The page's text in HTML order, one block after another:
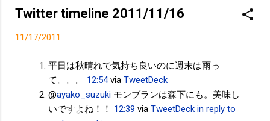
Twitter timeline 2011/11/16
11/17/2011
平日は秋晴れで気持ち良いのに週末は雨っ
て。。。
12:54 via TweetDeck
@ayako_suzuki モンブランは森下にも。美味し
いですよね！！
12:39 via TweetDeck in reply to